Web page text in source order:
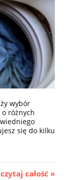
wybór
różnych
się do kilku
czytaj całość »